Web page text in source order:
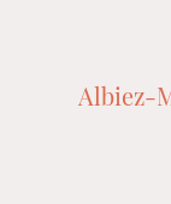
Albiez-